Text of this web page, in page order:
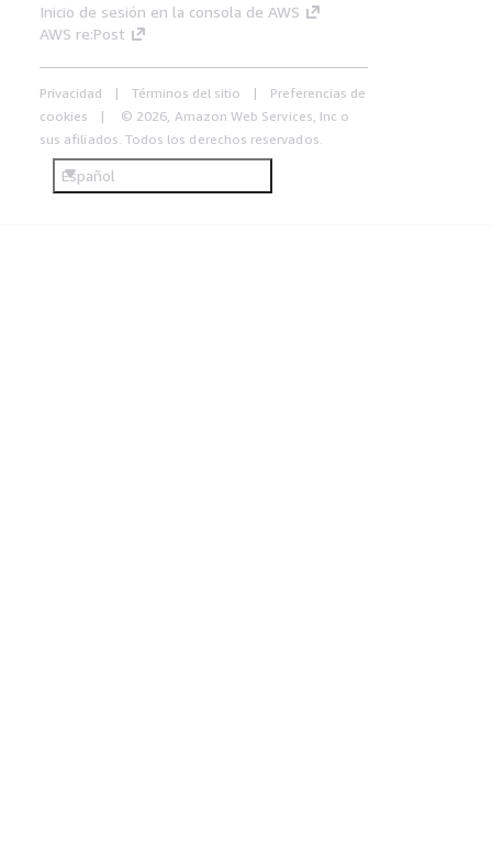
Inicio de sesión en la consola de AWS
AWS re:Post
Privacidad Términos del sitio
Preferencias de
cookies
© 2026, Amazon Web Services, Inc o
sus afiliados. Todos los derechos reservados.
Español